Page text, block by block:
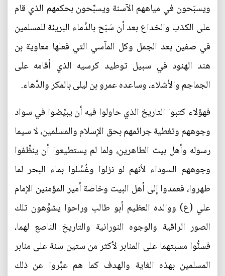
ويسبَحون في مياههم الآسنة ويسبِّحون بحكمهم الذي قام
على الكذب والخداع بعد أن سَبَح بالدِّماء البريئة للمسلمين
في صفين بعد الجمل وكل المآسي التي فعلها معاوية بن
هند الهنود في سبيل توطيد كرسيه الذي أقامه على
الجماجم والأشلاء، وساعده عمرو بن ليلى بالمكر والدَّهاء.
فهؤلاء كتبوا التاريخ الذي حاولوا فيه أن يبيِّضوا في سواد
وجوههم وتغطية جرائمهم بحق الإسلام والمسلمين، لا سيما
رسوله وأهل بيت الطاهرين، ولما لم يستطيعوا أن ينظِّفوا
وجوههم السوداء لأنهم لو نزلوا وغُسِّلوا بماء البحر لما
طهروا، فعمدوا إلى أهل البيت وخاصة أمير المؤمنين الإمام
علي (ع) ووالده العظيم أبو طالب وراحوا يشوِّهون تلك
الصور الراقية والوجوه النورانية والتاريخ الناصع لهما،
فسنُّوا مسبتهما على المنابر لأكثر من ستين سنة على منابر
المسلمين بهذه الغاية والهدف كما هم عبَّروا عن ذلك